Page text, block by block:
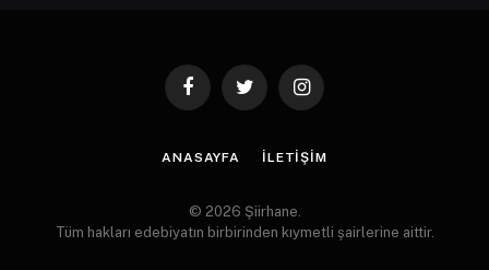
FacebookTwitter Instagram
ANASAYFA İLETIŞIM
© 2026 Şiirhane.
Tüm hakları edebiyatın birbirinden kıymetli şairlerine aittir.